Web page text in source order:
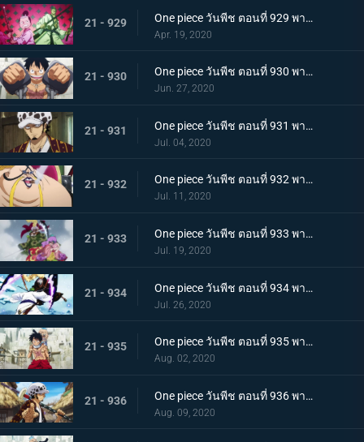
21 - 929 One piece วันพีช ตอนที่ 929 พากย์ไทย สายสัมพันธ์นักโทษ ลูฟี่กับปู่เฮียว!
Apr. 19, 2020
21 - 930 One piece วันพีช ตอนที่ 930 พากย์ไทย หัวหน้าใหญ่! ควีนแห่งหายนะปรากฏตัว!
Jun. 27, 2020
21 - 931 One piece วันพีช ตอนที่ 931 พากย์ไทย ปีนขึ้นไป ลูฟี่และการหนีตายที่เดิมพันด้วยชีวิต!
Jul. 04, 2020
21 - 932 One piece วันพีช ตอนที่ 932 พากย์ไทย อยู่หรือตาย ศึกซูโม่อินเฟอร์โนของควีน
Jul. 11, 2020
21 - 933 One piece วันพีช ตอนที่ 933 พากย์ไทย กิวคิมารุ! ศึกตัดสินของโซโลบนสะพานโออิฮางิ
Jul. 19, 2020
21 - 934 One piece วันพีช ตอนที่ 934 พากย์ไทย สถานะการณ์พลิกผัน! วิชาสามดาบข้ามเงื้อมมือมัจจุราช!
Jul. 26, 2020
21 - 935 One piece วันพีช ตอนที่ 935 พากย์ไทย โซโลต้องตะลึง! ตัวตนที่แท้จริงของสาวงามผู้เลอโฉม
Aug. 02, 2020
21 - 936 One piece วันพีช ตอนที่ 936 พากย์ไทย เรียนรู้ถึงแก่น ฮาคิแห่งวาโนะ ริวโอ!
Aug. 09, 2020